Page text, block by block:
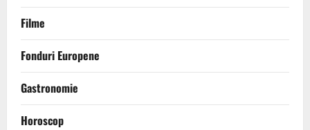
Filme
Fonduri Europene
Gastronomie
Horoscop